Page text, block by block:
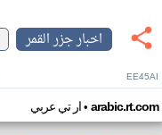
اخبار جزر القمر
EE45AI
ار تي عربي• arabic.rt.com